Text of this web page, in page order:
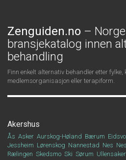
Zenguiden.no –
bransjekatalog innen
behandling
Finn enkelt alternativ behandler etter fylke,
medlemsorganisasjon eller terapiform.
Akershus
Ås Asker Aurskog-Høland Bærum Eidsvoll
Jessheim Lørenskog Nannestad Nes
Rælingen Skedsmo Ski Sørum Ullensaker